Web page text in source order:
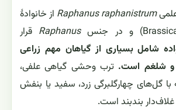
Raphanus raphanistrum از خانوادهٔ
Raphanus قرار
شامل بسیاری از گیاهان مهم زراعی
و شلغم است. ترب وحشی گیاهی علفی،
گل‌های چهارگلبرگی زرد، سفید یا بنفش
بندبند است.